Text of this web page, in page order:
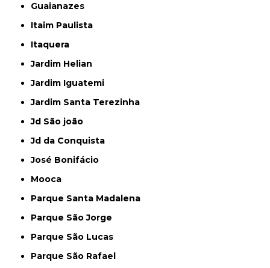
Guaianazes
Itaim Paulista
Itaquera
Jardim Helian
Jardim Iguatemi
Jardim Santa Terezinha
Jd São joão
Jd da Conquista
José Bonifácio
Mooca
Parque Santa Madalena
Parque São Jorge
Parque São Lucas
Parque São Rafael